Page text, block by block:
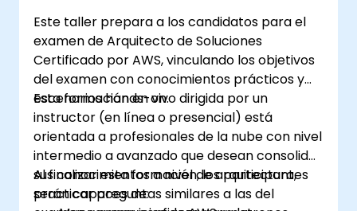
Este taller prepara a los candidatos para el
examen de Arquitecto de Soluciones
Certificado por AWS, vinculando los objetivos
del examen con conocimientos prácticos y
escenarios hands-on.
Esta formación en vivo dirigida por un
instructor (en línea o presencial) está
orientada a profesionales de la nube con nivel
intermedio a avanzado que desean consolidar
sus conocimientos a nivel de arquitectura,
practicar preguntas similares a las del
Al finalizar esta formación, los participantes
serán capaces de: